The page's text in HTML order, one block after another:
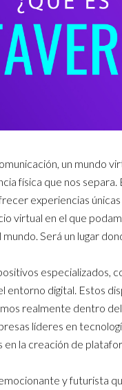
un mundo
física que nos
experiencias únicas
virtual en el que
Será un lugar
especializados,
digital. Estos
realmente dentro
líderes en
la creación de
y futurista